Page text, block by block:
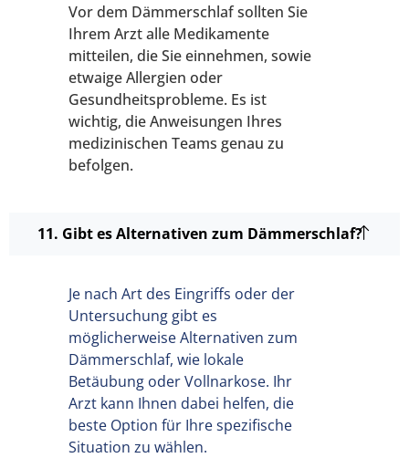
Vor dem Dämmerschlaf sollten Sie
Ihrem Arzt alle Medikamente
mitteilen, die Sie einnehmen, sowie
etwaige Allergien oder
Gesundheitsprobleme. Es ist
wichtig, die Anweisungen Ihres
medizinischen Teams genau zu
befolgen.
11. Gibt es Alternativen zum Dämmerschlaf?
Je nach Art des Eingriffs oder der
Untersuchung gibt es
möglicherweise Alternativen zum
Dämmerschlaf, wie lokale
Betäubung oder Vollnarkose. Ihr
Arzt kann Ihnen dabei helfen, die
beste Option für Ihre spezifische
Situation zu wählen.